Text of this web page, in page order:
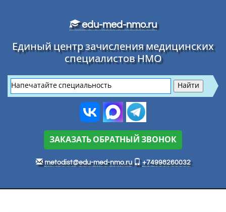
edu-med-nmo.ru
Единый центр зачисления медицинских
специалистов НМО
ЗАКАЗАТЬ ОБРАТНЫЙ ЗВОНОК
metodist@edu-med-nmo.ru +74998260032